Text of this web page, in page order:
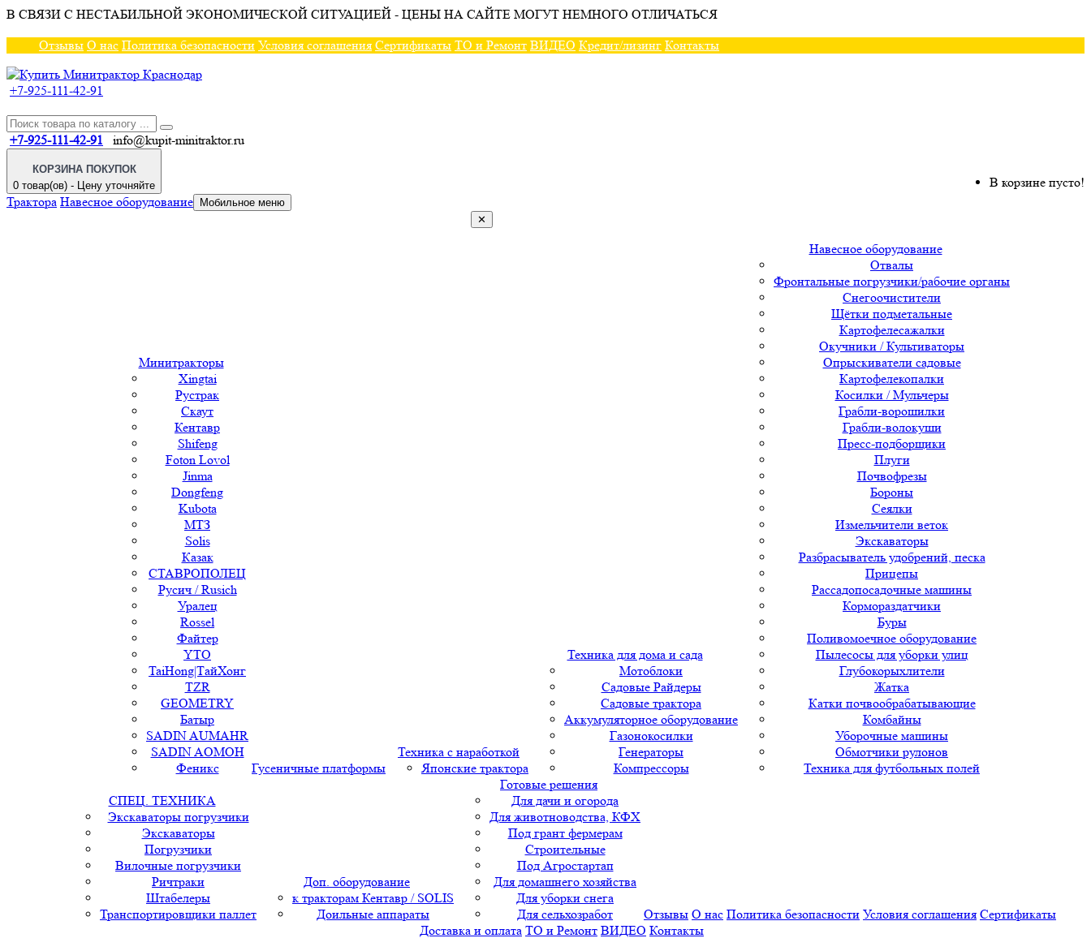
В СВЯЗИ С НЕСТАБИЛЬНОЙ ЭКОНОМИЧЕСКОЙ СИТУАЦИЕЙ - ЦЕНЫ НА САЙТЕ МОГУТ НЕМНОГО ОТЛИЧАТЬСЯ
Отзывы О нас Политика безопасности Условия соглашения Сертификаты ТО и Ремонт ВИДЕО Кредит/лизинг Контакты
+7-925-111-42-91
+7-925-111-42-91 info@kupit-minitraktor.ru
КОРЗИНА ПОКУПОК
0 товар(ов) - Цену уточняйте
В корзине пусто!
Трактора Навесное оборудование
Мобильное меню
✕
Минитракторы
Xingtai
Рустрак
Скаут
Кентавр
Shifeng
Foton Lovol
Jinma
Dongfeng
Kubota
МТЗ
Solis
Казак
СТАВРОПОЛЕЦ
Русич / Rusich
Уралец
Rossel
Файтер
YTO
TaiHong|ТайХонг
TZR
GEOMETRY
Батыр
SADIN AUMAHR
SADIN AOMOH
Феникс
Гусеничные платформы
Техника с наработкой
Японские трактора
Техника для дома и сада
Мотоблоки
Садовые Райдеры
Садовые трактора
Аккумуляторное оборудование
Газонокосилки
Генераторы
Компрессоры
Навесное оборудование
Отвалы
Фронтальные погрузчики/рабочие органы
Снегоочистители
Щётки подметальные
Картофелесажалки
Окучники / Культиваторы
Опрыскиватели садовые
Картофелекопалки
Косилки / Мульчеры
Грабли-ворошилки
Грабли-волокуши
Пресс-подборщики
Плуги
Почвофрезы
Бороны
Сеялки
Измельчители веток
Экскаваторы
Разбрасыватель удобрений, песка
Прицепы
Рассадопосадочные машины
Кормораздатчики
Буры
Поливомоечное оборудование
Пылесосы для уборки улиц
Глубокорыхлители
Жатка
Катки почвообрабатывающие
Комбайны
Уборочные машины
Обмотчики рулонов
Техника для футбольных полей
СПЕЦ. ТЕХНИКА
Экскаваторы погрузчики
Экскаваторы
Погрузчики
Вилочные погрузчики
Ричтраки
Штабелеры
Транспортировщики паллет
Доп. оборудование
к тракторам Кентавр / SOLIS
Доильные аппараты
Готовые решения
Для дачи и огорода
Для животноводства, КФХ
Под грант фермерам
Строительные
Под Агростартап
Для домашнего хозяйства
Для уборки снега
Для сельхозработ
Отзывы О нас Политика безопасности Условия соглашения Сертификаты
Доставка и оплата ТО и Ремонт ВИДЕО Контакты